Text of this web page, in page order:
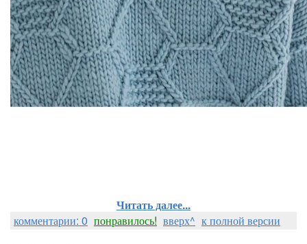
Читать далее...
комментарии: 0 понравилось! вверх^ к полной версии